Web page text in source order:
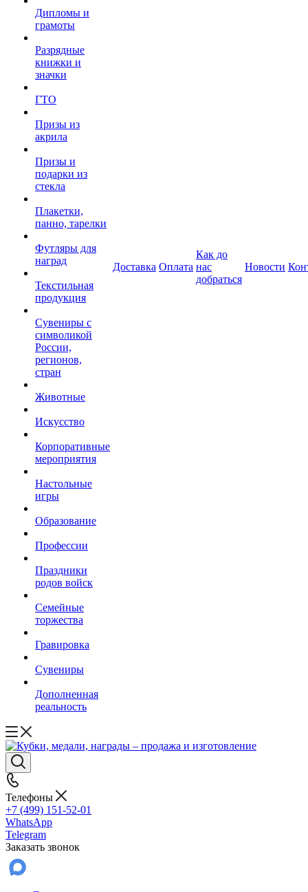
Дипломы и
грамоты
Разрядные
книжки и
значки
ГТО
Призы из
акрила
Призы и
подарки из
стекла
Плакетки,
панно, тарелки
Футляры для
наград
Текстильная
продукция
Сувениры с
символикой
России,
регионов,
стран
Животные
Искусство
Корпоративные
мероприятия
Настольные
игры
Образование
Профессии
Праздники
родов войск
Семейные
торжества
Гравировка
Сувениры
Дополненная
реальность
Доставка Оплата
Как до
нас
добраться
Новости
Телефоны
+7 (499) 151-52-01
WhatsApp
Telegram
Заказать звонок